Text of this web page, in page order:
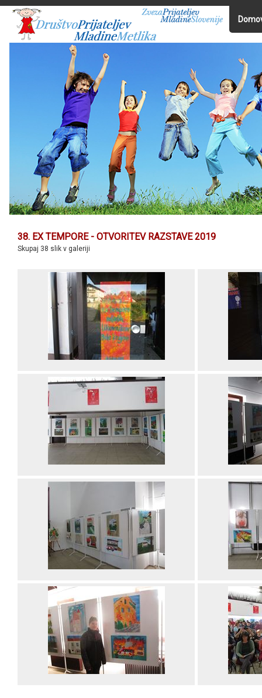
38. EX TEMPORE - OTVORITEV RAZSTAVE 2019
Skupaj 38 slik v galeriji